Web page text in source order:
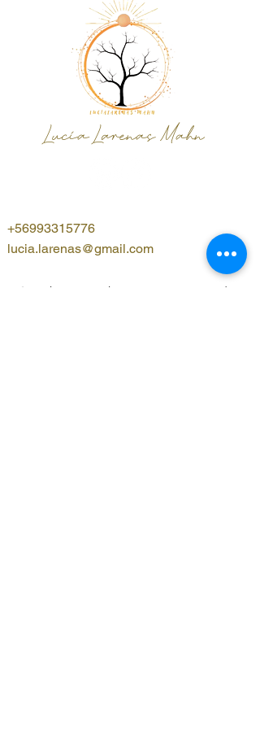
Lucía Larenas Mahn
+56993315776
lucia.larenas@gmail.com